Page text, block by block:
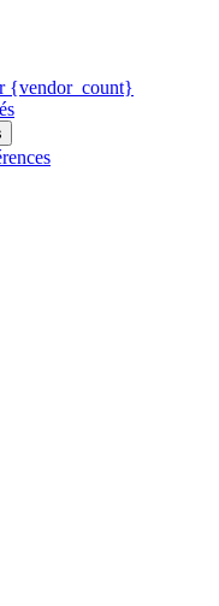
{vendor_count}